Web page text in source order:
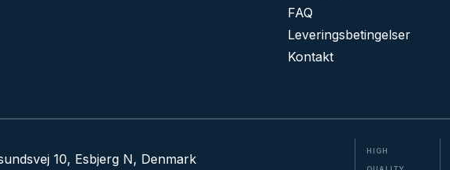
FAQ
Leveringsbetingelser
Kontakt
10, Esbjerg N, Denmark
HIGH